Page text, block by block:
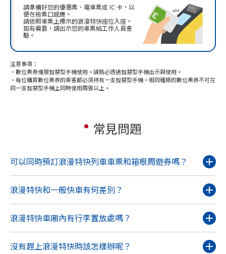
請準備好您的優惠票、電車票或 IC 卡，以
便在檢票口感應。
請依照車票上標示的浪漫特快座位入座。
如有需要，請出示您的車票給工作人員查
驗。
注意事項：
・數位票券僅限智慧型手機使用。請務必透過智慧型手機出示與使用。
・每位購買數位票券的乘客都必須持有一支智慧型手機。相同種類的數位票券不可在
同一支智慧型手機上同時使用兩張以上。
常見問題
可以同時預訂浪漫特快列車車票和箱根周遊券嗎？
浪漫特快和一般快車有何差別？
浪漫特快車廂內有行李置放處嗎？
沒有趕上浪漫特快時該怎樣辦呢？